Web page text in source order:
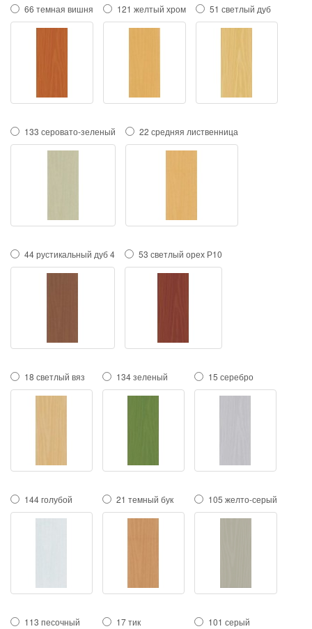
66 темная вишня 121 желтый хром 51 светлый дуб
133 серовато-зеленый 22 средняя лиственница
44 рустикальный дуб 4 53 светлый орех Р10
18 светлый вяз 134 зеленый 15 серебро
144 голубой 21 темный бук 105 желто-серый
113 песочный 17 тик 101 серый